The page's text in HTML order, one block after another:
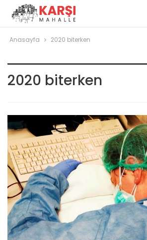
Anasayfa 2020 biterken
2020 biterken